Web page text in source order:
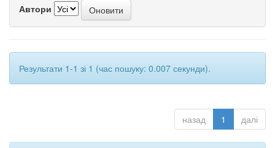
Автори
Результати 1-1 зі 1 (час пошуку: 0.007 секунди).
назад 1 далі